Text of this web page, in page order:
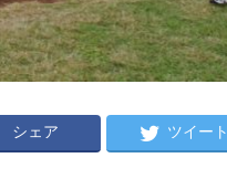
シェア ツイート